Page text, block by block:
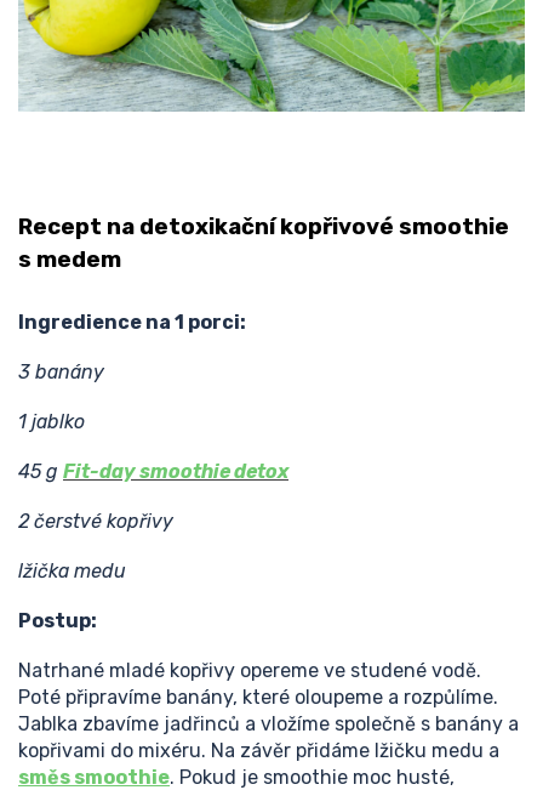
Recept na detoxikační kopřivové smoothie
s medem
Ingredience na 1 porci:
3 banány
1 jablko
45 g Fit-day smoothie detox
2 čerstvé kopřivy
lžička medu
Postup:
Natrhané mladé kopřivy opereme ve studené vodě.
Poté připravíme banány, které oloupeme a rozpůlíme.
Jablka zbavíme jadřinců a vložíme společně s banány a
kopřivami do mixéru. Na závěr přidáme lžičku medu a
směs smoothie. Pokud je smoothie moc husté,